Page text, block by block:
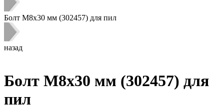
Болт M8х30 мм (302457) для пил
назад
Болт M8х30 мм (302457) для
пил